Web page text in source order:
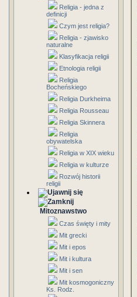
Religia - jedna z
definicji
Czym jest religia?
Religia - zjawisko
naturalne
Klasyfikacja religii
Etnologia religii
Religia
Bocheńskiego
Religia Durkheima
Religia Rousseau
Religia Skinnera
Religia
obywatelska
Religia w XIX wieku
Religia w kulturze
Rozwój historii
religii
Mitoznawstwo
Czas święty i mity
Mit grecki
Mit i epos
Mit i kultura
Mit i sen
Mit kosmogoniczny
Ks. Rodz.